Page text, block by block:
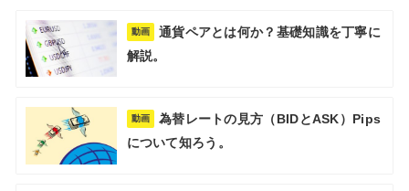
動画
通貨ペアとは何か？基礎知識を丁寧に
解説。
動画
為替レートの見方（BIDとASK）Pips
について知ろう。